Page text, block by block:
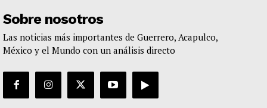
Sobre nosotros
Las noticias más importantes de Guerrero, Acapulco,
México y el Mundo con un análisis directo